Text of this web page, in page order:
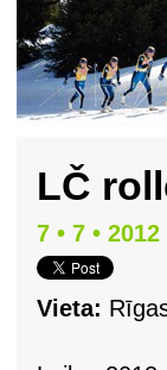
LČ
7 • 7 • 2012
Vieta: